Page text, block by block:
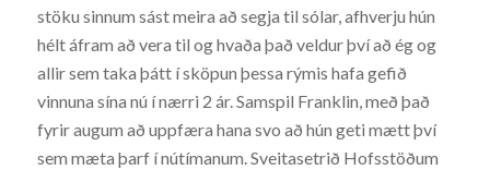
stöku sinnum sást meira að segja til sólar, afhverju hún
hélt áfram að vera til og hvaða það veldur því að ég og
allir sem taka þátt í sköpun þessa rýmis hafa gefið
vinnuna sína nú í nærri 2 ár. Samspil Franklin, með það
fyrir augum að uppfæra hana svo að hún geti mætt því
sem mæta þarf í nútímanum. Sveitasetrið Hofsstöðum